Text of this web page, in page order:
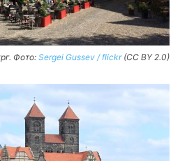
Фото: Sergei Gussev / flickr(CC BY 2.0)